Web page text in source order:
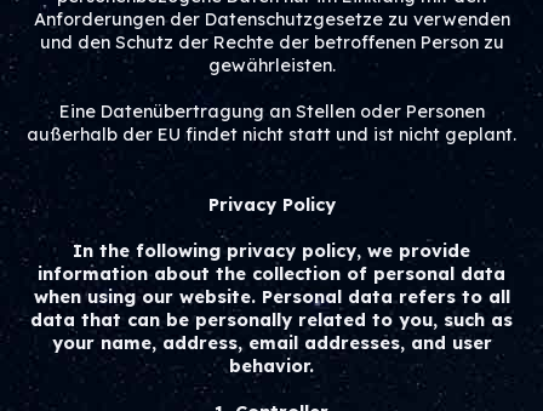
Anforderungen der Datenschutzgesetze zu verwenden
und den Schutz der Rechte der betroffenen Person zu
gewährleisten.
Eine Datenübertragung an Stellen oder Personen
außerhalb der EU findet nicht statt und ist nicht geplant.
Privacy Policy
In the following privacy policy, we provide
information about the collection of personal data
when using our website. Personal data refers to all
data that can be personally related to you, such as
your name, address, email addresses, and user
behavior.